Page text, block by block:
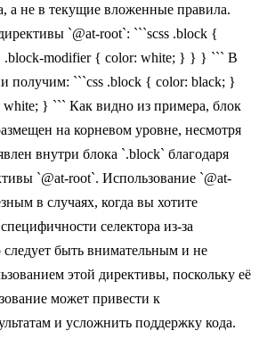
а не в текущие вложенные правила.
`@at-root`: ```scss .block {
.block-modifier { color: white; } } } ``` В
получим: ```css .block { color: black; }
} ``` Как видно из примера, блок
на корневом уровне, несмотря
внутри блока `.block` благодаря
`@at-root`. Использование `@at-
в случаях, когда вы хотите
селектора из-за
быть внимательным и не
этой директивы, поскольку её
может привести к
и усложнить поддержку кода.